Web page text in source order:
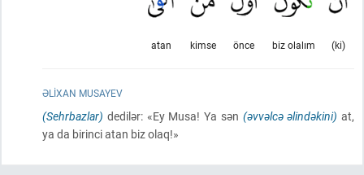
(ki)
biz olalım
önce
kimse
atan
ƏLIXAN MUSAYEV
(Sehrbazlar) dedilər: «Ey Musa! Ya sən (əvvəlcə əlindəkini) at,
ya da birinci atan biz olaq!»